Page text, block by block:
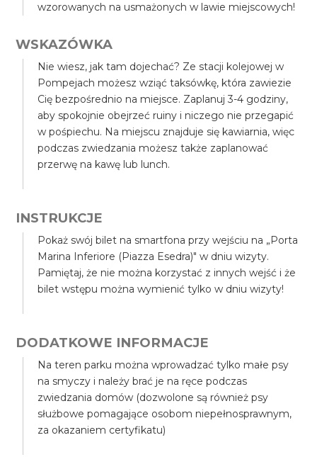
wzorowanych na usmażonych w lawie miejscowych!
WSKAZÓWKA
Nie wiesz, jak tam dojechać? Ze stacji kolejowej w
Pompejach możesz wziąć taksówkę, która zawiezie
Cię bezpośrednio na miejsce. Zaplanuj 3-4 godziny,
aby spokojnie obejrzeć ruiny i niczego nie przegapić
w pośpiechu. Na miejscu znajduje się kawiarnia, więc
podczas zwiedzania możesz także zaplanować
przerwę na kawę lub lunch.
INSTRUKCJE
Pokaż swój bilet na smartfona przy wejściu na „Porta
Marina Inferiore (Piazza Esedra)" w dniu wizyty.
Pamiętaj, że nie można korzystać z innych wejść i że
bilet wstępu można wymienić tylko w dniu wizyty!
DODATKOWE INFORMACJE
Na teren parku można wprowadzać tylko małe psy
na smyczy i należy brać je na ręce podczas
zwiedzania domów (dozwolone są również psy
służbowe pomagające osobom niepełnosprawnym,
za okazaniem certyfikatu)